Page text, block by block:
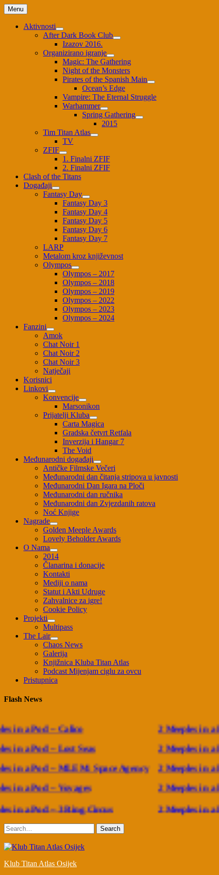
Skip
to
content
Menu
Aktivnosti
After Dark Book Club
Izazov 2016.
Organizirano igranje
Magic: The Gathering
Night of the Monsters
Pirates of the Spanish Main
Ocean’s Edge
Vampire: The Eternal Struggle
Warhammer
Spring Gathering
2015
Tim Titan Atlas
TV
ZFIF
1. Finalni ZFIF
2. Finalni ZFIF
Clash of the Titans
Događaji
Fantasy Day
Fantasy Day 3
Fantasy Day 4
Fantasy Day 5
Fantasy Day 6
Fantasy Day 7
LARP
Metalom kroz književnost
Olympos
Olympos – 2017
Olympos – 2018
Olympos – 2019
Olympos – 2022
Olympos – 2023
Olympos – 2024
Fanzini
Amok
Chat Noir 1
Chat Noir 2
Chat Noir 3
Natječaji
Korisnici
Linkovi
Konvencije
Marsonikon
Prijatelji Kluba
Carta Magica
Gradska četvrt Retfala
Inverzija i Hangar 7
The Void
Međunarodni događaji
Antičke Filmske Večeri
Međunarodni dan čitanja stripova u javnosti
Međunarodni Dan Igara na Ploči
Međunarodni dan ručnika
Međunarodni dan Zvjezdanih ratova
Noć Knjige
Nagrade
Golden Meeple Awards
Lovely Beholder Awards
O Nama
2014
Članarina i donacije
Kontakti
Mediji o nama
Statut i Akti Udruge
Zahvalnice za igre!
Cookie Policy
Projekti
Multipass
The Lair
Chaos News
Galerija
Knjižnica Kluba Titan Atlas
Podcast Mijenjam ciglu za ovcu
Pristupnica
Flash News
in a Pod – Calico
in a Pod – Lost Seas
in a Pod – MLEM: Space Agency
in a Pod – Voyages
in a Pod – 3 Ring Circus
2 Meeples in a
2 Meeples in a
2 Meeples in a
2 Meeples in a
2 Meeples in a
Search
Klub Titan Atlas Osijek